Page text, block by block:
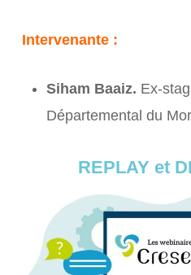
Intervenante :
Siham Baaiz. Ex-
Départemental du
REPLAY et